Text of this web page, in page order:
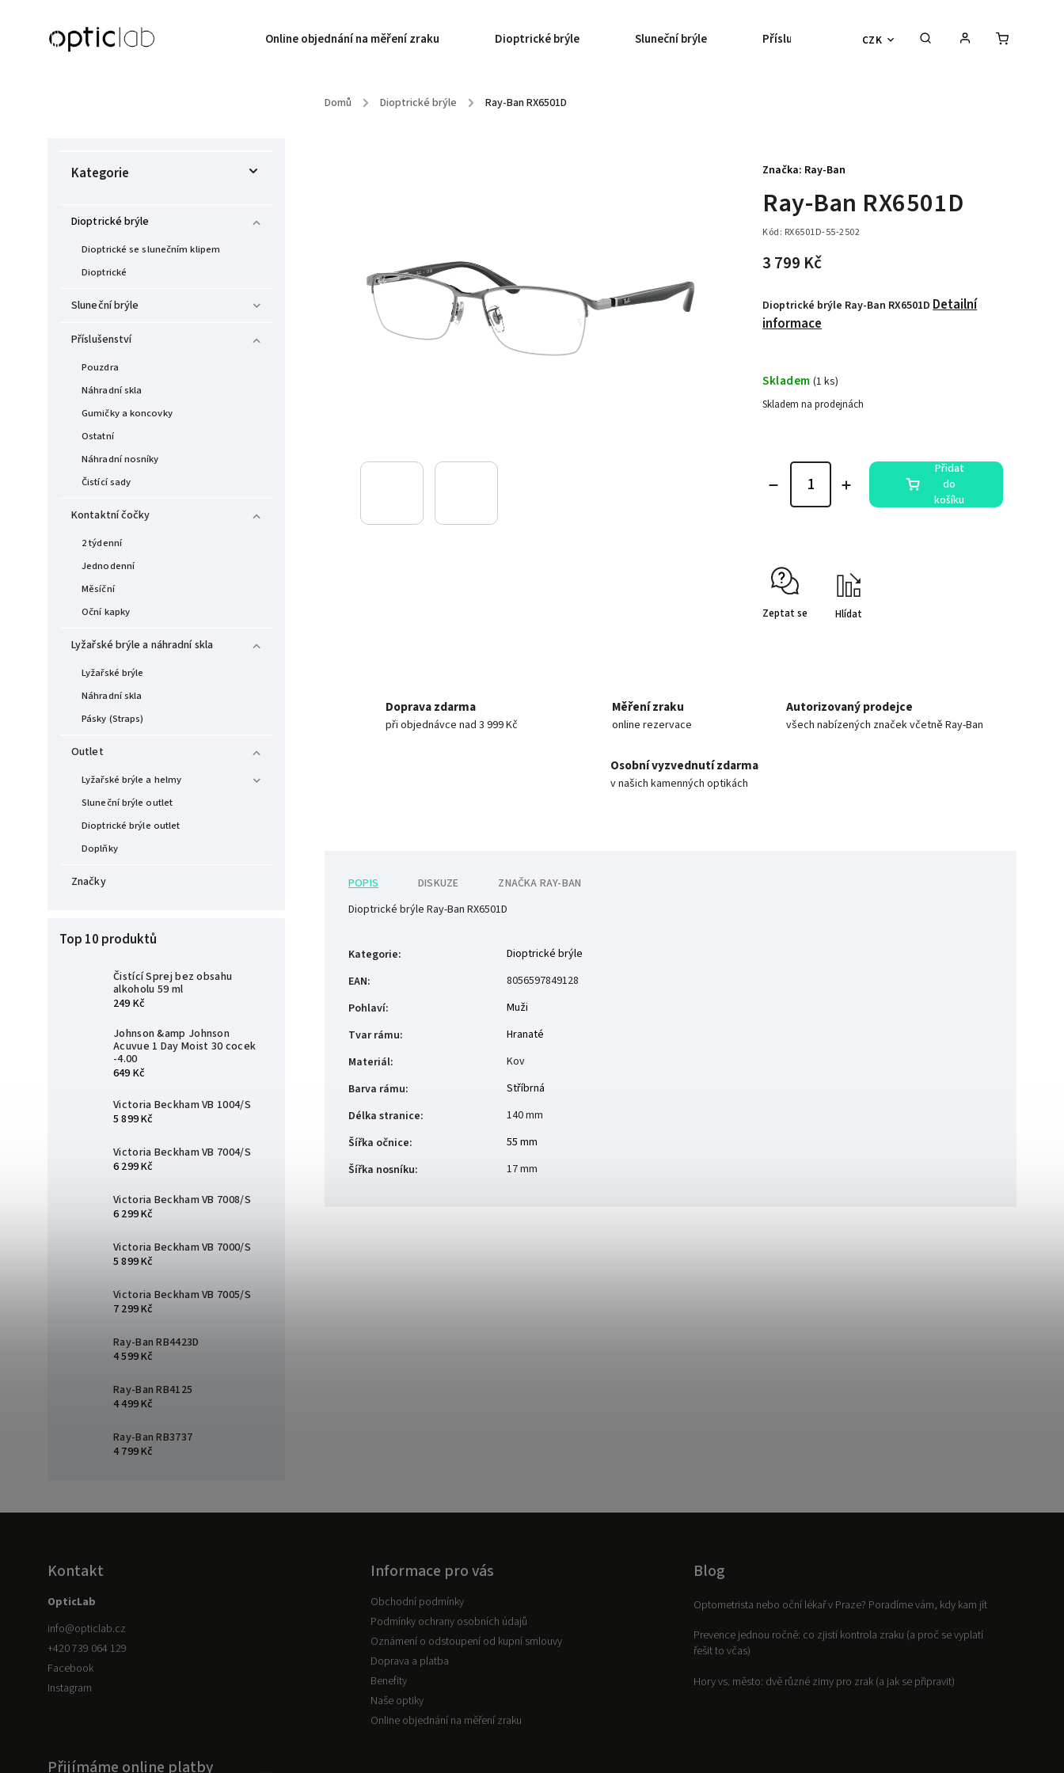
CZK
Online objednání na měření zraku Dioptrické brýle Sluneční brýle Příslušenství Kontaktní čočky
Domů / Dioptrické brýle / Ray-Ban RX6501D
Kategorie
Dioptrické brýle
Dioptrické se slunečním klipem
Dioptrické
Sluneční brýle
Příslušenství
Pouzdra
Náhradní skla
Gumičky a koncovky
Ostatní
Náhradní nosníky
Čistící sady
Kontaktní čočky
2 týdenní
Jednodenní
Měsíční
Oční kapky
Lyžařské brýle a náhradní skla
Lyžařské brýle
Náhradní skla
Pásky (Straps)
Outlet
Lyžařské brýle a helmy
Sluneční brýle outlet
Dioptrické brýle outlet
Doplňky
Značky
Top 10 produktů
Čistící Sprej bez obsahu
alkoholu 59 ml
249 Kč
Johnson &amp Johnson
Acuvue 1 Day Moist 30 cocek
-4.00
649 Kč
Victoria Beckham VB 1004/S
5 899 Kč
Victoria Beckham VB 7004/S
6 299 Kč
Victoria Beckham VB 7008/S
6 299 Kč
Victoria Beckham VB 7000/S
5 899 Kč
Victoria Beckham VB 7005/S
7 299 Kč
Ray-Ban RB4423D
4 599 Kč
Ray-Ban RB4125
4 499 Kč
Ray-Ban RB3737
4 799 Kč
Ray-Ban RX6501D
Kód: RX6501D-55-2502
3 799 Kč
Dioptrické brýle Ray-Ban RX6501DDetailní
informace
Značka: Ray-Ban
Skladem (1 ks)
Skladem na prodejnách
Přidat
do
košíku
Zeptat se Hlídat
Doprava zdarma
při objednávce nad 3 999 Kč
Měření zraku
online rezervace
Autorizovaný prodejce
všech nabízených značek včetně Ray-Ban
Osobní vyzvednutí zdarma
v našich kamenných optikách
POPIS DISKUZE ZNAČKA RAY-BAN
Dioptrické brýle Ray-Ban RX6501D
Kategorie:
Dioptrické brýle
EAN:
8056597849128
Pohlaví:
Muži
Tvar rámu:
Hranaté
Materiál:
Kov
Barva rámu:
Stříbrná
Délka stranice:
140 mm
Šířka očnice:
55 mm
Šířka nosníku: 17 mm
Kontakt
OpticLab
info@opticlab.cz
+420 739 064 129
Facebook
Instagram
Informace pro vás
Obchodní podmínky
Podmínky ochrany osobních údajů
Oznámení o odstoupení od kupní smlouvy
Doprava a platba
Benefity
Naše optiky
Online objednání na měření zraku
Blog
Optometrista nebo oční lékař v Praze? Poradíme vám, kdy kam jít
Prevence jednou ročně: co zjistí kontrola zraku (a proč se vyplatí
řešit to včas)
Hory vs. město: dvě různé zimy pro zrak (a jak se připravit)
Přijímáme online platby